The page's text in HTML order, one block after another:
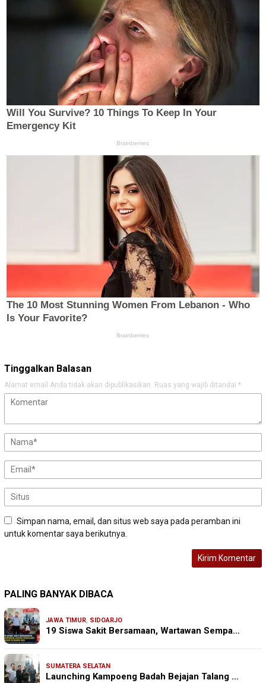
Tinggalkan Balasan
Alamat email Anda tidak akan dipublikasikan. Ruas yang wajib ditandai *
Simpan nama, email, dan situs web saya pada peramban ini
untuk komentar saya berikutnya.
PALING BANYAK DIBACA
JAWA TIMUR, SIDOARJO
19 Siswa Sakit Bersamaan, Wartawan Sempa…
SUMATERA SELATAN
Launching Kampoeng Badah Bejajan Talang …